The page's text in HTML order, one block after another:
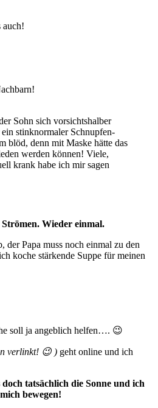
auch!
Sohn sich vorsichtshalber
ein stinknormaler Schnupfen-
blöd, denn mit Maske hätte das
werden können! Viele,
krank habe ich mir sagen
Wieder einmal.
der Papa muss noch einmal zu den
koche stärkende Suppe für meinen
soll ja angeblich helfen…. 😉
verlinkt! 😉 ) geht online und ich
tatsächlich die Sonne und ich
bewegen!